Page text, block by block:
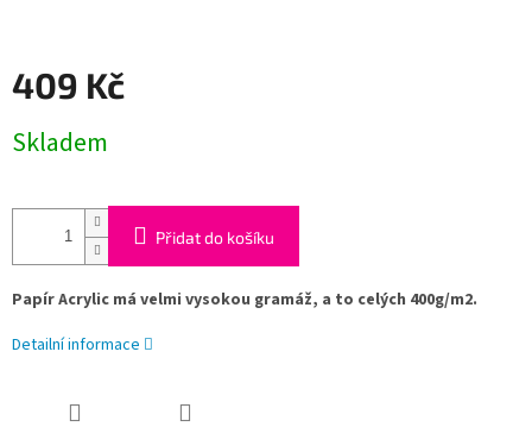
409 Kč
cena:
Skladem
Přidat do košíku
Papír Acrylic má velmi vysokou gramáž, a to celých 400g/m2.
Detailní informace